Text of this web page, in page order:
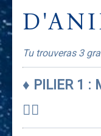
Tu trouveras 3
🧘‍♀️